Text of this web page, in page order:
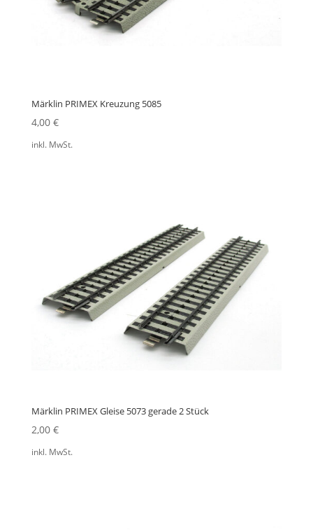
Märklin PRIMEX Kreuzung 5085
4,00 €
inkl. MwSt.
Märklin PRIMEX Gleise 5073 gerade 2 Stück
2,00 €
inkl. MwSt.